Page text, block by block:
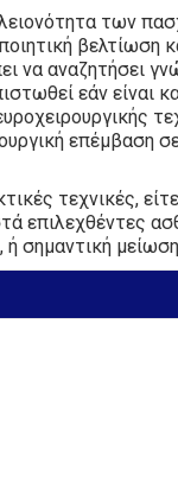
των
βελτίωση
αναζητήσει
εάν είναι
επέμβαση
τεχνικές,
σημαντική